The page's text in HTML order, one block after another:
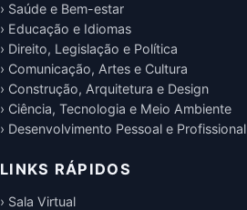
› Saúde e Bem-estar
› Educação e Idiomas
› Direito, Legislação e Política
› Comunicação, Artes e Cultura
› Construção, Arquitetura e Design
› Ciência, Tecnologia e Meio Ambiente
› Desenvolvimento Pessoal e Profissional
LINKS RÁPIDOS
› Sala Virtual